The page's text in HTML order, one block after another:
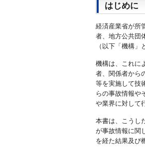
はじめに
経済産業省が所
者、地方公共団
（以下「機構
機構は、これに
者、関係者から
等を実施して技
らの事故情報や
や業界に対して
本書は、こうし
が事故情報に関
を経た結果及び